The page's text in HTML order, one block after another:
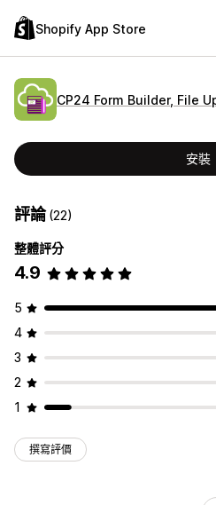
Shopify App Store
CP24 Form Builder, File
安裝
評論(22)
整體評分
4.9
5
4
3
2
1
撰寫評價